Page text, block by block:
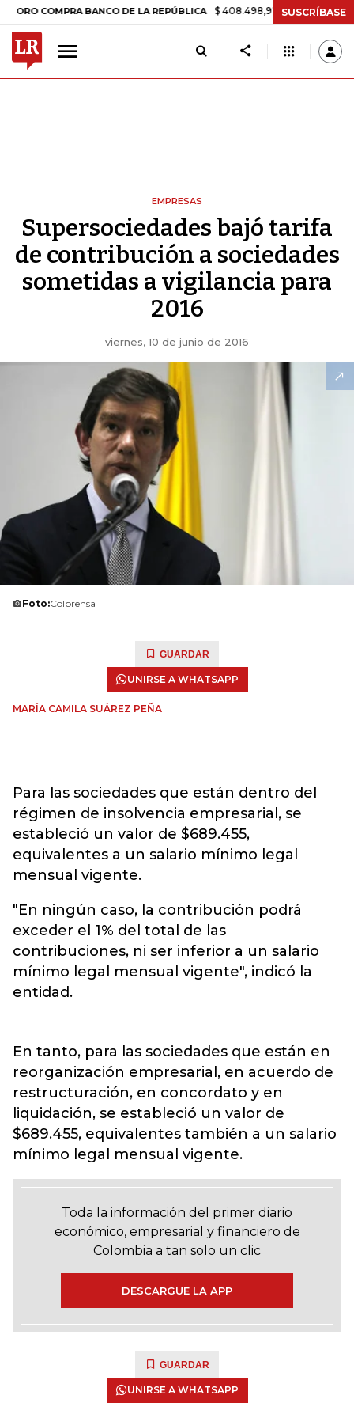
COMPRA BANCO DE LA REPÚBLICA $ 408.498,97 +$ 8.753,81 +2,19%
SUSCRÍBASE
EMPRESAS
Supersociedades bajó tarifa
de contribución a sociedades
sometidas a vigilancia para
2016
viernes, 10 de junio de 2016
Foto:Colprensa
GUARDAR
UNIRSE A WHATSAPP
MARÍA CAMILA SUÁREZ PEÑA
Para las sociedades que están dentro del
régimen de insolvencia empresarial, se
estableció un valor de $689.455,
equivalentes a un salario mínimo legal
mensual vigente.
"En ningún caso, la contribución podrá
exceder el 1% del total de las
contribuciones, ni ser inferior a un salario
mínimo legal mensual vigente", indicó la
entidad.
En tanto, para las sociedades que están en
reorganización empresarial, en acuerdo de
restructuración, en concordato y en
liquidación, se estableció un valor de
$689.455, equivalentes también a un salario
mínimo legal mensual vigente.
Toda la información del primer diario
económico, empresarial y financiero de
Colombia a tan solo un clic
DESCARGUE LA APP
GUARDAR
UNIRSE A WHATSAPP